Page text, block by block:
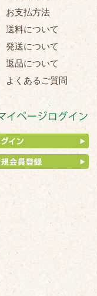
お支払方法
送料について
発送について
返品について
よくあるご質問